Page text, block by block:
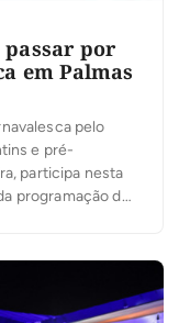
passar por
em Palmas
pelo
e pré-
participa nesta
programação do
capital,